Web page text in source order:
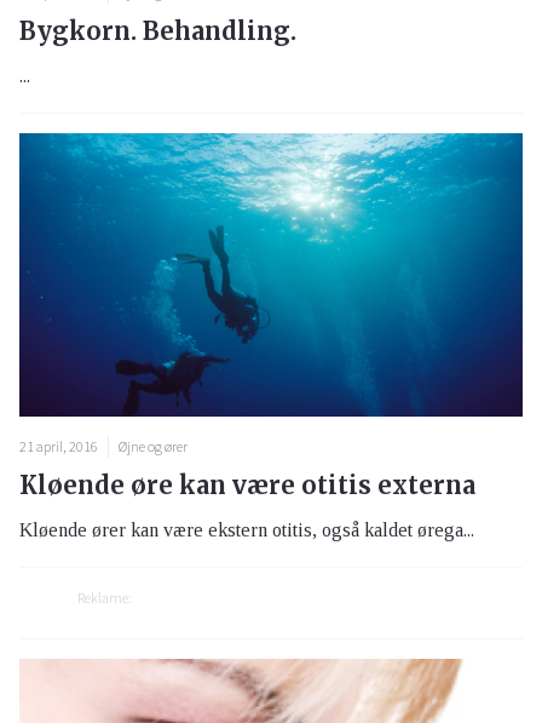
Bygkorn. Behandling.
...
21 april, 2016 Øjne og ører
Kløende øre kan være otitis externa
Kløende ører kan være ekstern otitis, også kaldet ørega...
Reklame: